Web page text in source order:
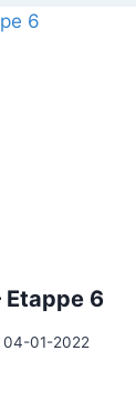
Etappe 6
04-01-2022